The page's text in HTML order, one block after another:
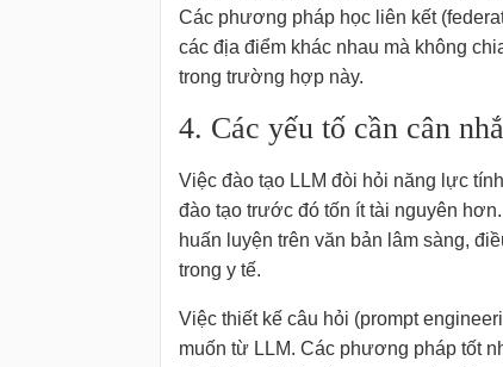
Các phương pháp học liên kết
các địa điểm khác nhau mà không
trong trường hợp này.
4. Các yếu tố cần cân
Việc đào tạo LLM đòi hỏi năng lực
đào tạo trước đó tốn ít tài nguyên
huấn luyện trên văn bản lâm sàng,
trong y tế.
Việc thiết kế câu hỏi (prompt
muốn từ LLM. Các phương pháp tốt